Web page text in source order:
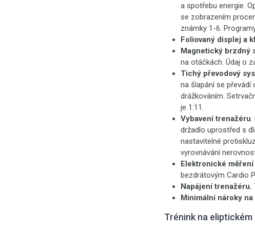
a spotřebu energie.
se zobrazením
známky 1-6.
Foliovaný displej a
Magnetický brzdný
na otáčkách. Údaj o
Tichý převodový
na šlapání se
drážkováním.
je 1:11.
Vybavení trenažéru.
držadlo uprostřed s
nastavitelné
vyrovnávání
Elektronické
bezdrátovým Cardio
Napájení trenažéru.
Minimální nároky
Trénink na